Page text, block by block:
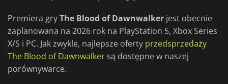
Premiera gryThe Blood of Dawnwalker jest obecnie
zaplanowana na 2026 rok na PlayStation 5, Xbox Series
X/S i PC. Jak zwykle, najlepsze oferty przedsprzedaży
The Blood of Dawnwalker są dostępne w naszej
porównywarce.